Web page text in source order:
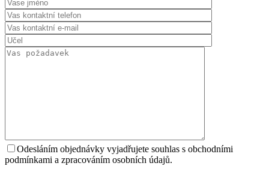
Odesláním objednávky vyjadřujete souhlas s obchodními
podmínkami a zpracováním osobních údajů.